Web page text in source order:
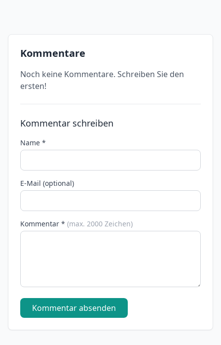
Kommentare
Noch keine Kommentare. Schreiben Sie den
ersten!
Kommentar schreiben
Name *
E-Mail (optional)
Kommentar * (max. 2000 Zeichen)
Kommentar absenden